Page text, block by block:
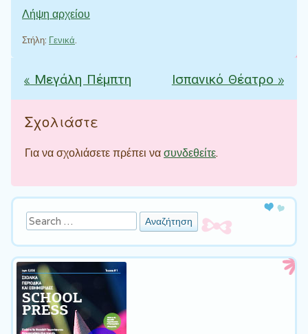
Λήψη αρχείου
Στήλη: Γενικά.
Πλοήγηση άρθρων
«Μεγάλη Πέμπτη Ισπανικό Θέατρο»
Σχολιάστε
Για να σχολιάσετε πρέπει νασυνδεθείτε.
Αναζήτηση